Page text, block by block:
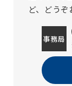
ど、どうぞ
事務局